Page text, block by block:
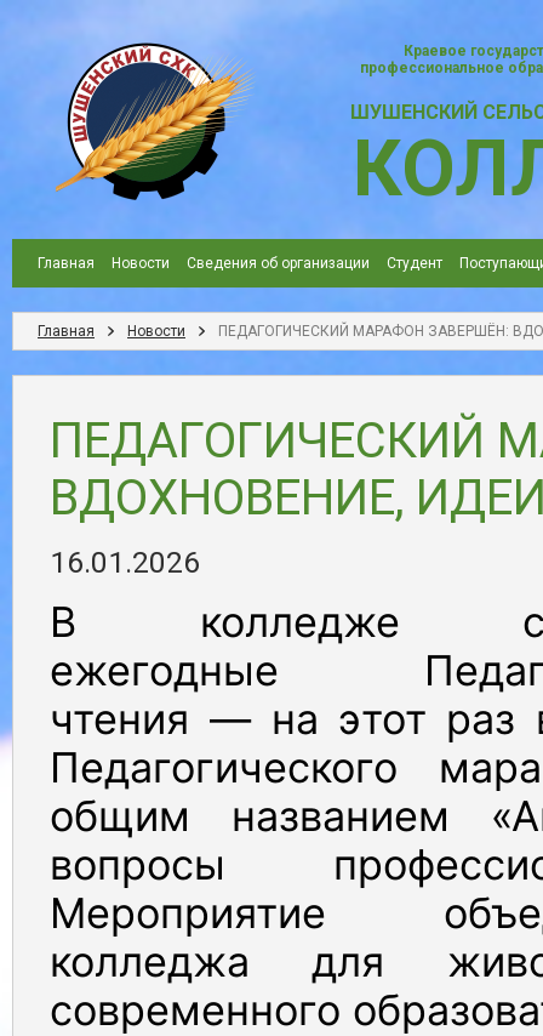
Краевое
профессиональное
ШУШЕНСКИЙ
Главная Новости Сведения об организации Студент
Главная Новости ПЕДАГОГИЧЕСКИЙ МАРАФОН ЗАВЕРШЁН:
ПЕДАГОГИЧЕСКИЙ
ВДОХНОВЕНИЕ,
16.01.2026
В колледже
ежегодные
чтения — на этот раз
Педагогического
общим названием
вопросы
Мероприятие
колледжа для
современного